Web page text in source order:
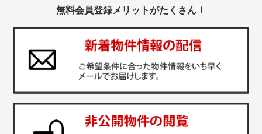
無料会員登録メリットがたくさん！